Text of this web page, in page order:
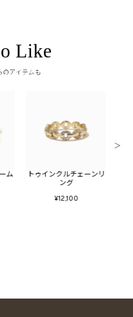
Like
のアイテムも
ム
トゥインクルチェーンリ
ング
¥12,100
＞